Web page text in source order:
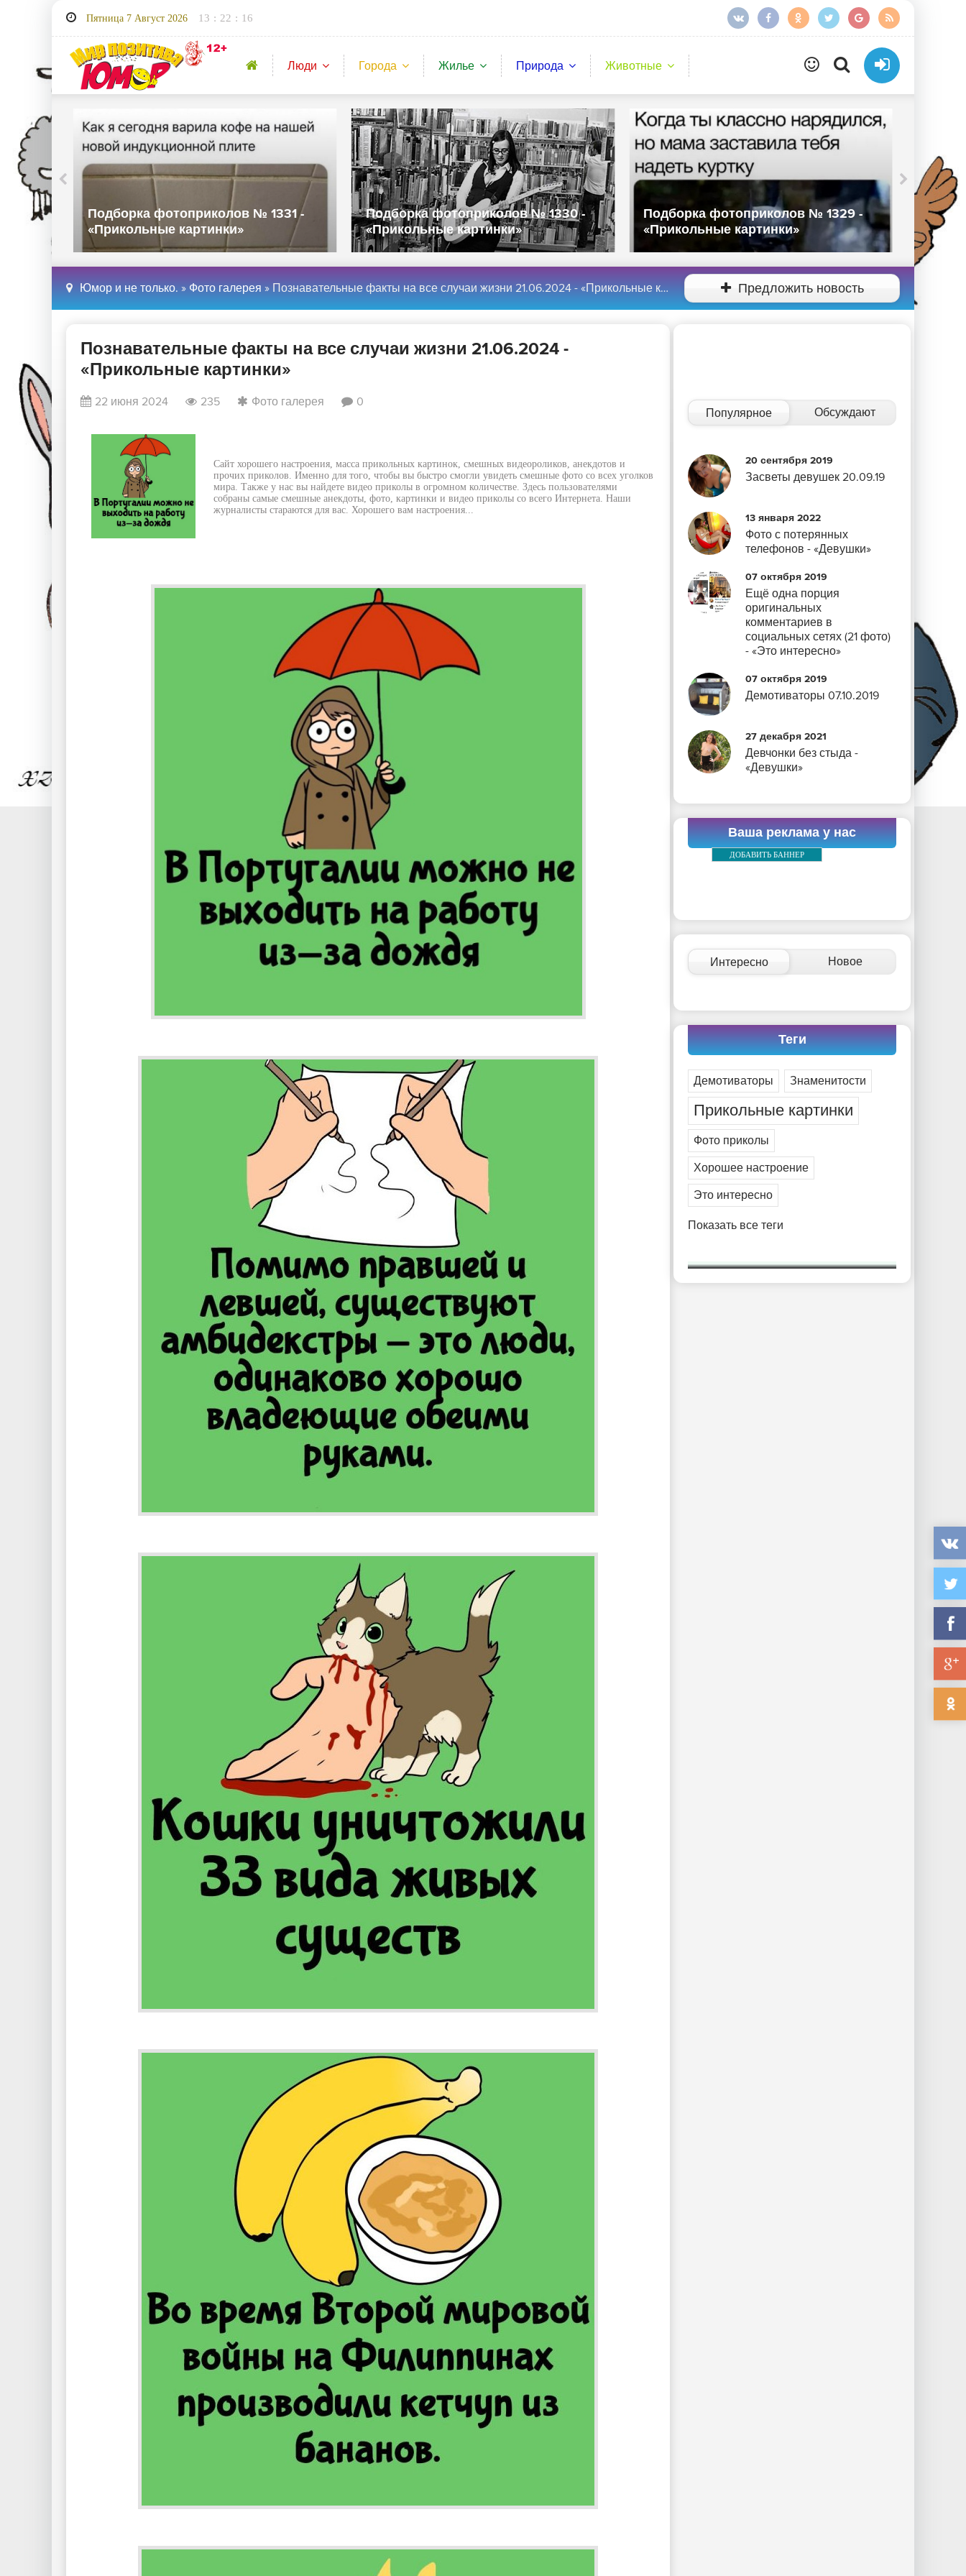
Пятница 7 Август 2026 13 : 22 : 17
Люди Города Жилье Природа Животные
Подборка фотоприколов № 1331 -
«Прикольные картинки»
Подборка фотоприколов № 1330 -
«Прикольные картинки»
Подборка фотоприколов № 1329 -
«Прикольные картинки»
Юмор и не только. » Фото галерея » Познавательные факты на все случаи жизни 21.06.2024 - «Прикольные картинки» Предложить новость
Познавательные факты на все случаи жизни 21.06.2024 -
«Прикольные картинки»
22 июня 2024 235 Фото галерея 0
Сайт хорошего настроения, масса прикольных картинок, смешных видеороликов, анекдотов и
прочих приколов. Именно для того, чтобы вы быстро смогли увидеть смешные фото со всех уголков
мира. Также у нас вы найдете видео приколы в огромном количестве. Здесь пользователями
собраны самые смешные анекдоты, фото, картинки и видео приколы со всего Интернета. Наши
журналисты стараются для вас. Хорошего вам настроения...
Популярное Обсуждают
20 сентября 2019
Засветы девушек 20.09.19
13 января 2022
Фото с потерянных
телефонов - «Девушки»
07 октября 2019
Ещё одна порция
оригинальных
комментариев в
социальных сетях (21 фото)
- «Это интересно»
07 октября 2019
Демотиваторы 07.10.2019
27 декабря 2021
Девчонки без стыда -
«Девушки»
Ваша реклама у нас
ДОБАВИТЬ БАННЕР
Интересно Новое
Теги
Демотиваторы Знаменитости
Прикольные картинки
Фото приколы
Хорошее настроение
Это интересно
Показать все теги